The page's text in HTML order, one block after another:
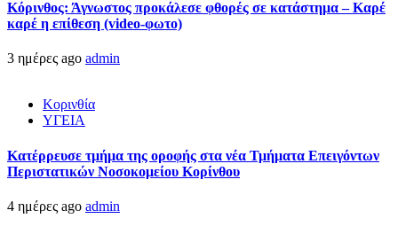
Κόρινθος: Άγνωστος προκάλεσε φθορές σε κατάστημα – Καρέ
καρέ η επίθεση (video-φωτο)
3 ημέρες ago admin
Κορινθία
ΥΓΕΙΑ
Kατέρρευσε τμήμα της οροφής στα νέα Τμήματα Επειγόντων
Περιστατικών Νοσοκομείου Κορίνθου
4 ημέρες ago admin